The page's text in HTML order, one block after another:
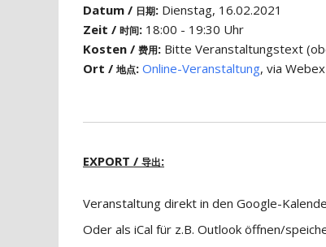
Datum / 日期: Dienstag, 16.02.2021
Zeit / 时间: 18:00 - 19:30 Uhr
Kosten / 费用: Bitte Veranstaltungstext
Ort / 地点: Online-Veranstaltung, via
EXPORT / 导出:
Veranstaltung direkt in den Google-
Oder als iCal für z.B. Outlook öffnen/